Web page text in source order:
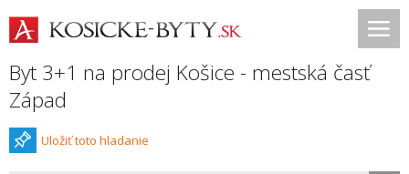
Byt 3+1 na prodej Košice - mestská časť
Západ
Uložiť toto hladanie